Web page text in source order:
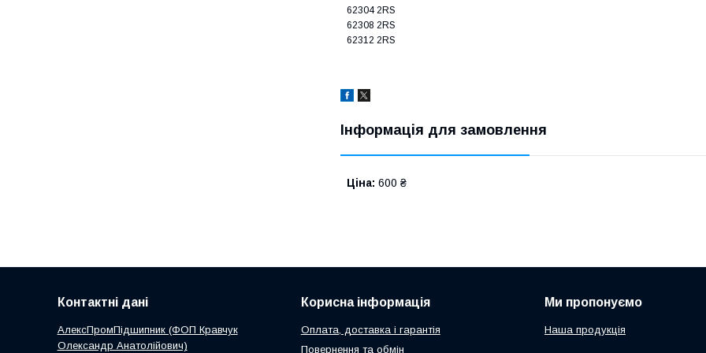
62304 2RS
62308 2RS
62312 2RS
Інформація для замовлення
Ціна: 600 ₴
Контактні дані
АлексПромПідшипник (ФОП Кравчук
Олександр Анатолійович)
Корисна інформація
Оплата, доставка і гарантія
Повернення та обмін
Ми пропонуємо
Наша продукція